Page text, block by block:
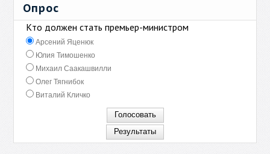
Опрос
Кто должен стать премьер-министром
Арсений Яценюк
Юлия Тимошенко
Михаил Саакашвилли
Олег Тягнибок
Виталий Кличко